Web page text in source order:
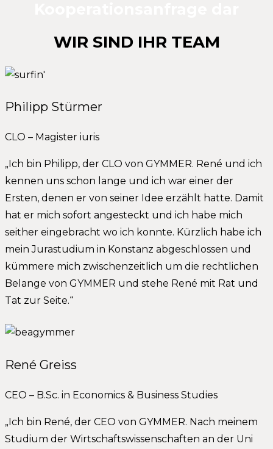
WIR SIND IHR TEAM
Philipp Stürmer
CLO – Magister iuris
„Ich bin Philipp, der CLO von GYMMER. René und ich
kennen uns schon lange und ich war einer der
Ersten, denen er von seiner Idee erzählt hatte. Damit
hat er mich sofort angesteckt und ich habe mich
seither eingebracht wo ich konnte. Kürzlich habe ich
mein Jurastudium in Konstanz abgeschlossen und
kümmere mich zwischenzeitlich um die rechtlichen
Belange von GYMMER und stehe René mit Rat und
Tat zur Seite.“
René Greiss
CEO – B.Sc. in Economics & Business Studies
„Ich bin René, der CEO von GYMMER. Nach meinem
Studium der Wirtschaftswissenschaften an der Uni